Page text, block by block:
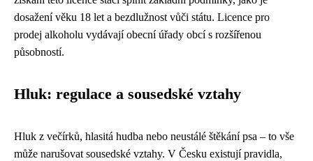
dosažení věku 18 let a bezdlužnost vůči státu. Licence pro
prodej alkoholu vydávají obecní úřady obcí s rozšířenou
působností.
Hluk: regulace a sousedské vztahy
Hluk z večírků, hlasitá hudba nebo neustálé štěkání psa – to vše
může narušovat sousedské vztahy. V Česku existují pravidla,